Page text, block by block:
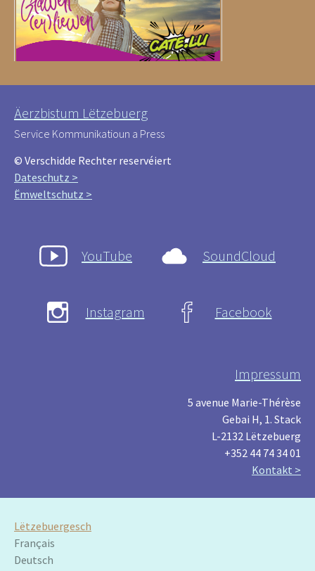
Äerzbistum Lëtzebuerg
Service Kommunikatioun a Press
© Verschidde Rechter reservéiert
Dateschutz >
Ëmweltschutz >
YouTube SoundCloud
Instagram Facebook
Impressum
5 avenue Marie-Thérèse
Gebai H, 1. Stack
L-2132 Lëtzebuerg
+352 44 74 34 01
Kontakt >
Lëtzebuergesch
Français
Deutsch